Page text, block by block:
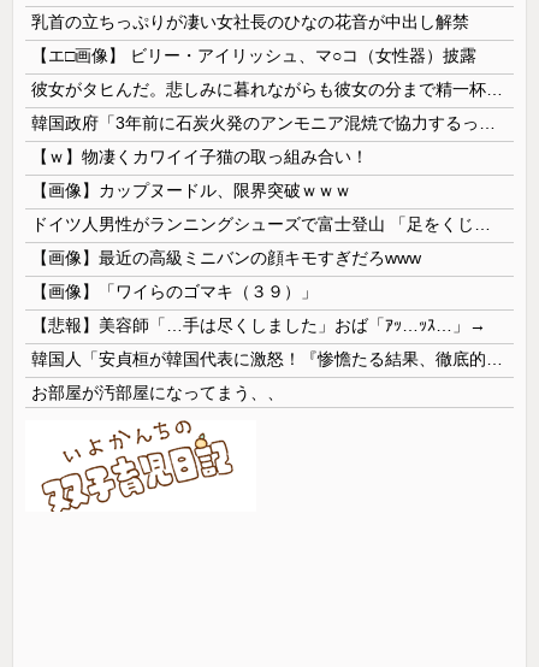
乳首の立ちっぷりが凄い女社長のひなの花音が中出し解禁
【エ□画像】 ビリー・アイリッシュ、マ○コ（女性器）披露
【ｗ】物凄くカワイイ子猫の取っ組み合い！
【画像】カップヌードル、限界突破ｗｗｗ
【画像】最近の高級ミニバンの顔キモすぎだろwww
【画像】「ワイらのゴマキ（３９）」
【悲報】美容師「…手は尽くしました」おば「ｱｯ…ｯｽ…」→
お部屋が汚部屋になってまう、、